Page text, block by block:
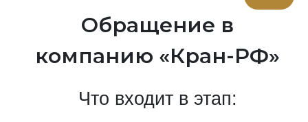
Обращение в
компанию «Кран-РФ»
Что входит в этап: